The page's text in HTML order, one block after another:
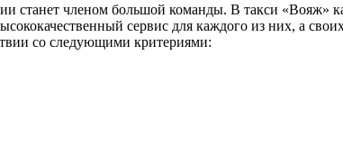
членом большой команды. В такси «Вояж»
сервис для каждого из них, а
со следующими критериями: